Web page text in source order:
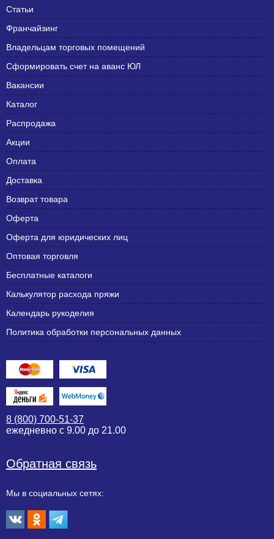
Статьи
Франчайзинг
Владельцам торговых помещений
Сформировать счет на аванс ЮЛ
Вакансии
Каталог
Распродажа
Акции
Оплата
Доставка
Возврат товара
Оферта
Оферта для юридических лиц
Оптовая торговля
Бесплатные каталоги
Калькулятор расхода пряжи
Календарь рукоделия
Политика обработки персональных данных
8 (800) 700-51-37
ежедневно с 9.00 до 21.00
Обратная связь
Мы в социальных сетях: